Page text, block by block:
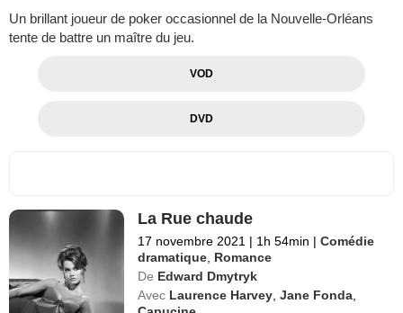
Un brillant joueur de poker occasionnel de la Nouvelle-Orléans
tente de battre un maître du jeu.
VOD
DVD
La Rue chaude
17 novembre 2021 | 1h 54min | Comédie
dramatique Romance
De Edward Dmytryk
Avec Laurence Harvey ,Jane Fonda